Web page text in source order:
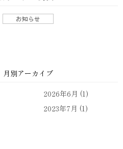
お知らせ
月別アーカイブ
2026年6月 (1)
2023年7月 (1)